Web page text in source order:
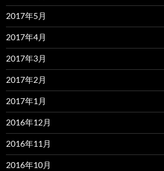
2017年5月
2017年4月
2017年3月
2017年2月
2017年1月
2016年12月
2016年11月
2016年10月